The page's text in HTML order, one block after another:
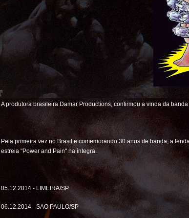
A produtora brasileira Damar Productions, confirmou a vinda da
Pela primeira vez no Brasil e comemorando 30 anos de banda, a
estreia "Power and Pain" na íntegra.
05.12.2014 - LIMEIRA/SP
06.12.2014 - SAO PAULO/SP